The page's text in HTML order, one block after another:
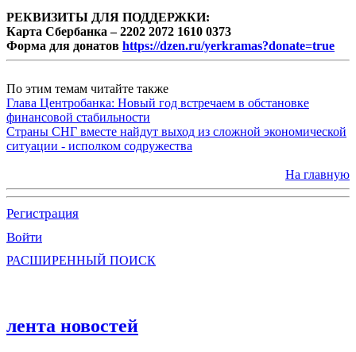
РЕКВИЗИТЫ ДЛЯ ПОДДЕРЖКИ:
Карта Сбербанка – 2202 2072 1610 0373
Форма для донатов https://dzen.ru/yerkramas?donate=true
По этим темам читайте также
Глава Центробанка: Новый год встречаем в обстановке
финансовой стабильности
Страны СНГ вместе найдут выход из сложной экономической
ситуации - исполком содружества
На главную
Регистрация
Войти
РАСШИРЕННЫЙ ПОИСК
лента новостей